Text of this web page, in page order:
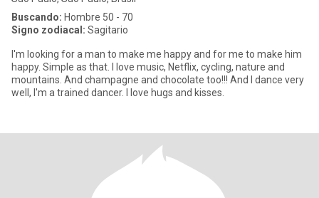
Buscando: Hombre 50 - 70
Signo zodiacal: Sagitario
I'm looking for a man to make me happy and for me to make him
happy. Simple as that. I love music, Netflix, cycling, nature and
mountains. And champagne and chocolate too!!! And I dance very
well, I'm a trained dancer. I love hugs and kisses.